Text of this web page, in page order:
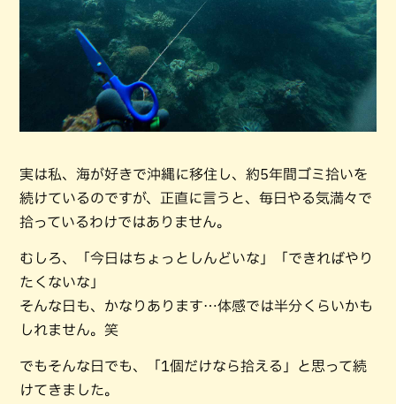
実は私、海が好きで沖縄に移住し、約5年間ゴミ拾いを
続けているのですが、正直に言うと、毎日やる気満々で
拾っているわけではありません。
むしろ、「今日はちょっとしんどいな」「できればやり
たくないな」
そんな日も、かなりあります…体感では半分くらいかも
しれません。笑
でもそんな日でも、「1個だけなら拾える」と思って続
けてきました。